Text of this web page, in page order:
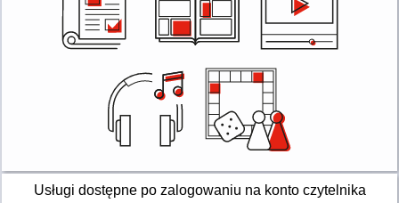
Usługi dostępne po zalogowaniu na konto czytelnika